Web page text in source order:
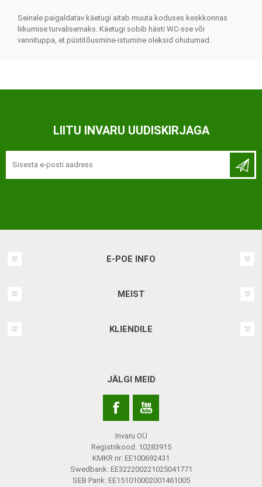
Seinale paigaldatav käetugi aitab muuta koduses keskkonnas
liikumise turvalisemaks. Käetugi sobib hästi WC-sse või
vannituppa, et püstitõusmine-istumine oleksid ohutumad.
LIITU INVARU UUDISKIRJAGA
E-POE INFO
MEIST
KLIENDILE
JÄLGI MEID
Invaru OÜ
Registrikood: 10283915
KMKR nr: EE100692431
Swedbank: EE322200221025041771
SEB Pank: EE151010002001461005